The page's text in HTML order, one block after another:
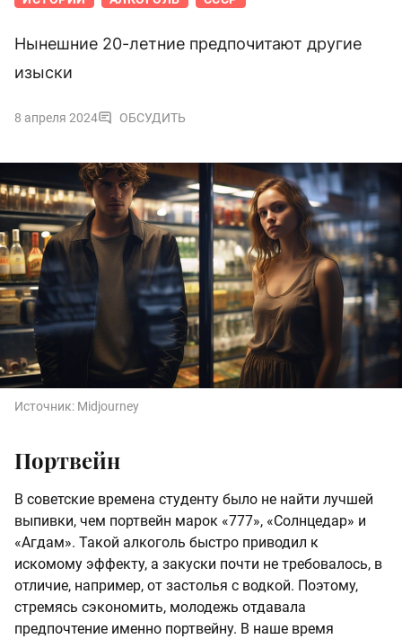
Нынешние 20-летние предпочитают другие
изыски
8 апреля 2024 ОБСУДИТЬ
Источник: Midjourney
Портвейн
В советские времена студенту было не найти лучшей
выпивки, чем портвейн марок «777», «Солнцедар» и
«Агдам». Такой алкоголь быстро приводил к
искомому эффекту, а закуски почти не требовалось, в
отличие, например, от застолья с водкой. Поэтому,
стремясь сэкономить, молодежь отдавала
предпочтение именно портвейну. В наше время